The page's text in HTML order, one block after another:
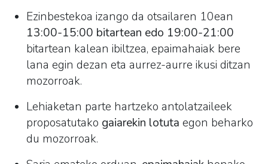
Ezinbestekoa izango da otsailaren 10ean
13:00-15:00 bitartean edo 19:00-21:00
bitartean kalean ibiltzea, epaimahaiak bere
lana egin dezan eta aurrez-aurre ikusi ditzan
mozorroak.
Lehiaketan parte hartzeko antolatzaileek
proposatutako gaiarekin lotuta egon beharko
du mozorroak.